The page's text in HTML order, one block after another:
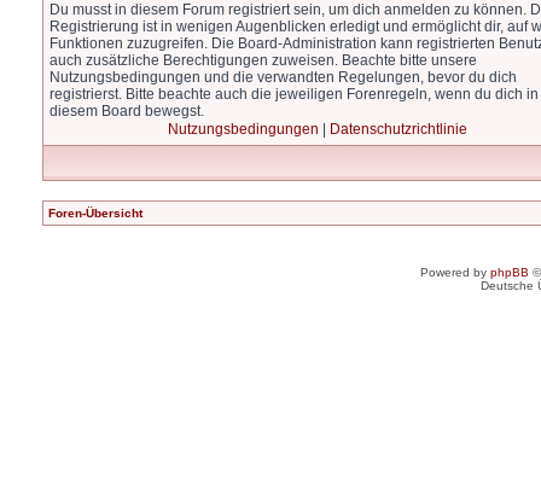
Du musst in diesem Forum registriert sein, um dich anmelden zu können.
Registrierung ist in wenigen Augenblicken erledigt und ermöglicht dir, auf
Funktionen zuzugreifen. Die Board-Administration kann registrierten
auch zusätzliche Berechtigungen zuweisen. Beachte bitte unsere
Nutzungsbedingungen und die verwandten Regelungen, bevor du dich
registrierst. Bitte beachte auch die jeweiligen Forenregeln, wenn du dich in
diesem Board bewegst.
Nutzungsbedingungen
Datenschutzrichtlinie
Foren-Übersicht
Powered by phpBB
Deutsche